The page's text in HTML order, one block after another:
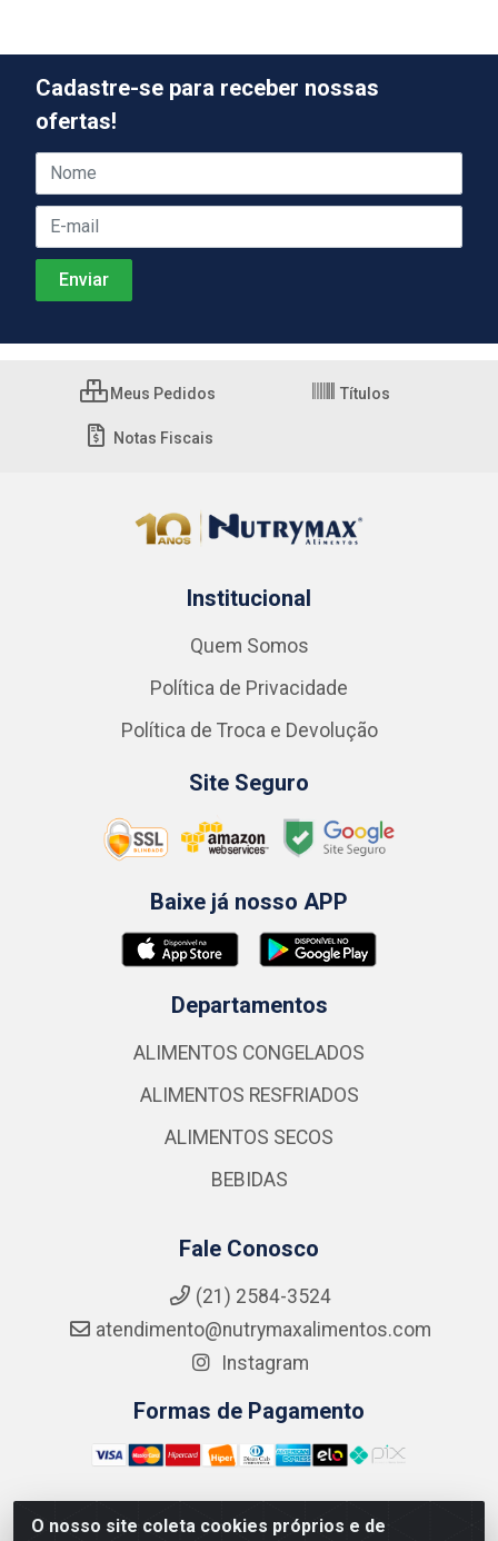
O nosso site coleta cookies próprios e de
Cadastre-se para receber nossas
ofertas!
Meus Pedidos Títulos
Notas Fiscais
Institucional
Quem Somos
Política de Privacidade
Política de Troca e Devolução
Site Seguro
Baixe já nosso APP
Departamentos
ALIMENTOS CONGELADOS
ALIMENTOS RESFRIADOS
ALIMENTOS SECOS
BEBIDAS
Fale Conosco
(21) 2584-3524
atendimento@nutrymaxalimentos.com
Instagram
Formas de Pagamento